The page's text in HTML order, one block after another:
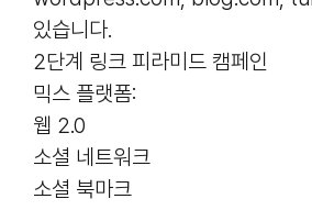
있습니다.
2단계 링크 피라미드 캠페인
믹스 플랫폼:
웹 2.0
소셜 네트워크
소셜 북마크